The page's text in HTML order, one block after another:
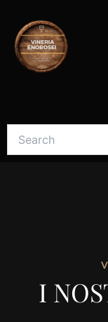
contenuto
I